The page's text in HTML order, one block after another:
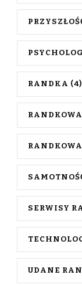
RANDKA (4)
SERWISY
UDANE